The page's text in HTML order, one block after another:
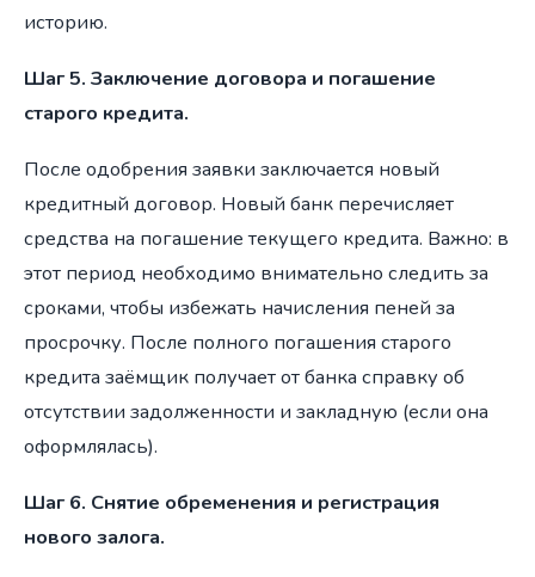
историю.
Шаг 5. Заключение договора и погашение
старого кредита.
После одобрения заявки заключается новый
кредитный договор. Новый банк перечисляет
средства на погашение текущего кредита. Важно: в
этот период необходимо внимательно следить за
сроками, чтобы избежать начисления пеней за
просрочку. После полного погашения старого
кредита заёмщик получает от банка справку об
отсутствии задолженности и закладную (если она
оформлялась).
Шаг 6. Снятие обременения и регистрация
нового залога.